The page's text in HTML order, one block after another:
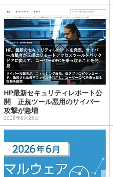
HP最新セキュリティレポート公
開 正規ツール悪用のサイバー
攻撃が急増
2026年6月25日